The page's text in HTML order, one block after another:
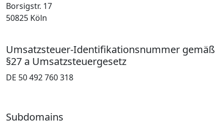
Borsigstr. 17
50825 Köln
Umsatzsteuer-Identifikationsnummer gemäß
§27 a Umsatzsteuergesetz
DE 50 492 760 318
Subdomains